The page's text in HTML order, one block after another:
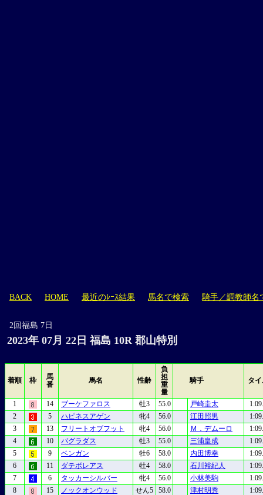
BACK HOME 最近のﾚｰｽ結果 馬名で検索 騎手／調教師名
2回福島 7日
2023年 07月 22日 福島 10R 郡山特別
着順 枠
馬
番
馬名 性齢
負
担
重
量
騎手 タ
1 14 ブーケファロス 牡3 55.0 戸崎圭太
2
5 ハピネスアゲン 牝4 56.0 江田照男
3
13 フリートオブフット 牝4 56.0 Ｍ．デムーロ
4
10 バグラダス 牡3 55.0 三浦皇成
5
9 ベンガン 牡6 58.0 内田博幸
6
11 ダテボレアス 牡4 58.0 石川裕紀人
7
6 タッカーシルバー 牝4 56.0 小林美駒
8
15 ノックオンウッド せん5 58.0 津村明秀